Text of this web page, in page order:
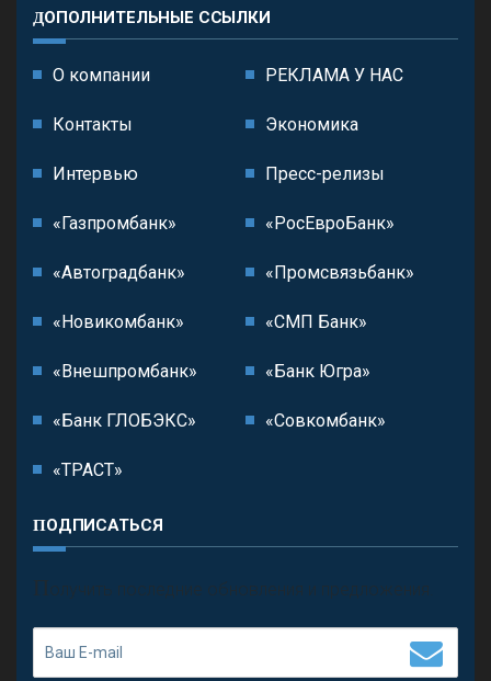
ДОПОЛНИТЕЛЬНЫЕ ССЫЛКИ
О компании РЕКЛАМА У НАС
Контакты Экономика
Интервью Пресс-релизы
«Газпромбанк» «РосЕвроБанк»
«Автоградбанк» «Промсвязьбанк»
«Новикомбанк» «СМП Банк»
«Внешпромбанк» «Банк Югра»
«Банк ГЛОБЭКС» «Совкомбанк»
«ТРАСТ»
ПОДПИСАТЬСЯ
П олучить последние обновления и предложения.